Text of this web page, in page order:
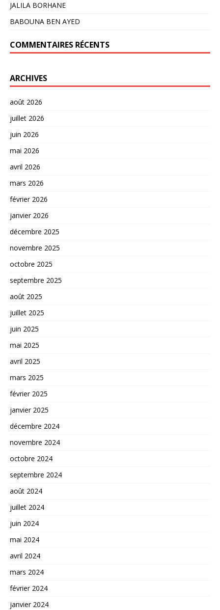
JALILA BORHANE
BABOUNA BEN AYED
COMMENTAIRES RÉCENTS
ARCHIVES
août 2026
juillet 2026
juin 2026
mai 2026
avril 2026
mars 2026
février 2026
janvier 2026
décembre 2025
novembre 2025
octobre 2025
septembre 2025
août 2025
juillet 2025
juin 2025
mai 2025
avril 2025
mars 2025
février 2025
janvier 2025
décembre 2024
novembre 2024
octobre 2024
septembre 2024
août 2024
juillet 2024
juin 2024
mai 2024
avril 2024
mars 2024
février 2024
janvier 2024